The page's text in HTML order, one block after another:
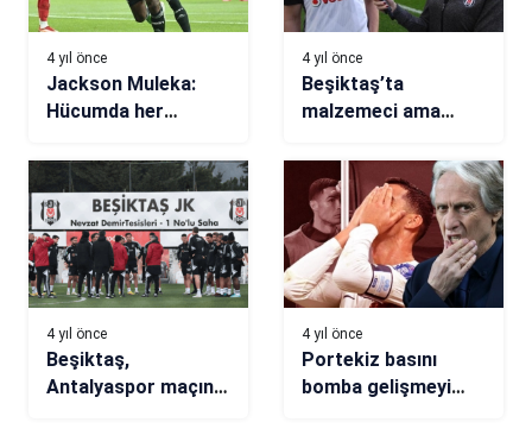
4 yıl önce
Jackson Muleka:
Hücumda her
çalışıyoruz
4 yıl önce
Beşiktaş’ta
malzemeci ama
çalıştırabilir! İşte
Erdal Erdem’in
hikayesi…
4 yıl önce
Beşiktaş,
Antalyaspor maçına
4 yıl önce
Portekiz basını
bomba gelişmeyi